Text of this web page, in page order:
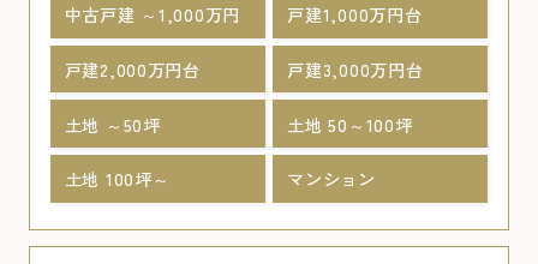
中古戸建 ～1,000万円 戸建1,000万円台
戸建2,000万円台 戸建3,000万円台
土地 ～50坪 土地 50～100坪
土地 100坪～ マンション